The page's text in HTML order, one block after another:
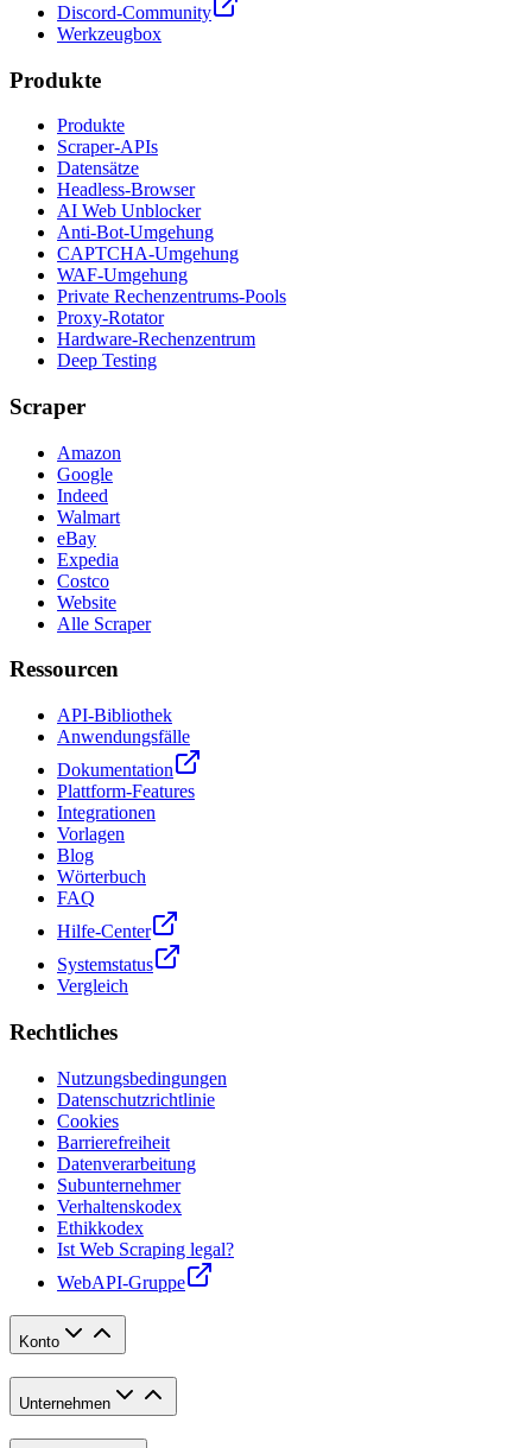
Discord-Community
Werkzeugbox
Produkte
Produkte
Scraper-APIs
Datensätze
Headless-Browser
AI Web Unblocker
Anti-Bot-Umgehung
CAPTCHA-Umgehung
WAF-Umgehung
Private Rechenzentrums-Pools
Proxy-Rotator
Hardware-Rechenzentrum
Deep Testing
Scraper
Amazon
Google
Indeed
Walmart
eBay
Expedia
Costco
Website
Alle Scraper
Ressourcen
API-Bibliothek
Anwendungsfälle
Dokumentation
Plattform-Features
Integrationen
Vorlagen
Blog
Wörterbuch
FAQ
Hilfe-Center
Systemstatus
Vergleich
Rechtliches
Nutzungsbedingungen
Datenschutzrichtlinie
Cookies
Barrierefreiheit
Datenverarbeitung
Subunternehmer
Verhaltenskodex
Ethikkodex
Ist Web Scraping legal?
WebAPI-Gruppe
Konto
Unternehmen